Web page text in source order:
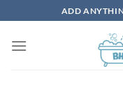
ADD